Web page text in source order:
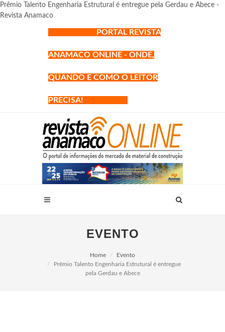
Prêmio Talento Engenharia Estrutural é entregue pela Gerdau e Abece -
Revista Anamaco
PORTAL REVISTA
ANAMACO ONLINE - ONDE,
QUANDO E COMO O LEITOR
PRECISA!
EVENTO
Home
Evento
Prêmio Talento Engenharia Estrutural é entregue
pela Gerdau e Abece